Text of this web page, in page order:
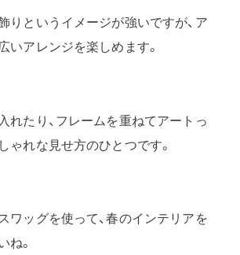
りというイメージが強いですが、ア
いアレンジを楽しめます。
れたり、フレームを重ねてアートっ
ゃれな見せ方のひとつです。
ワッグを使って、春のインテリアを
ね。